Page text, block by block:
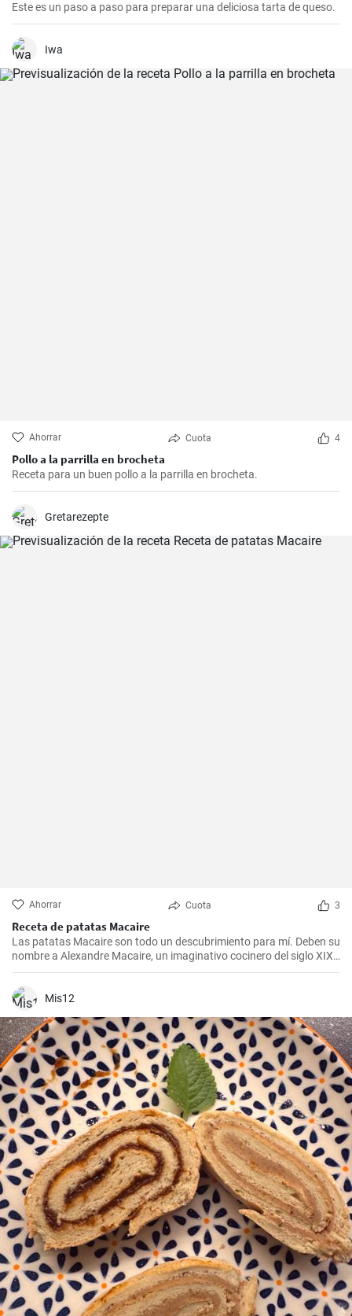
Este es un paso a paso para preparar una deliciosa tarta de queso.
Iwa
Ahorrar Cuota 4
Pollo a la parrilla en brocheta
Receta para un buen pollo a la parrilla en brocheta.
Gretarezepte
Ahorrar Cuota 3
Receta de patatas Macaire
Las patatas Macaire son todo un descubrimiento para mí. Deben su
nombre a Alexandre Macaire, un imaginativo cocinero del siglo XIX.
Este plato de patatas de sabor exquisito es en realidad muy sencillo
y sólo requiere unos pocos ingredientes. Es lo que más me gusta
cocinar con mi familia los fines de semana, cuando podemos
¡tendrás una sabrosa receta de guarnición en tu repertorio culinario
en un abrir y cerrar de ojos!
Mis12